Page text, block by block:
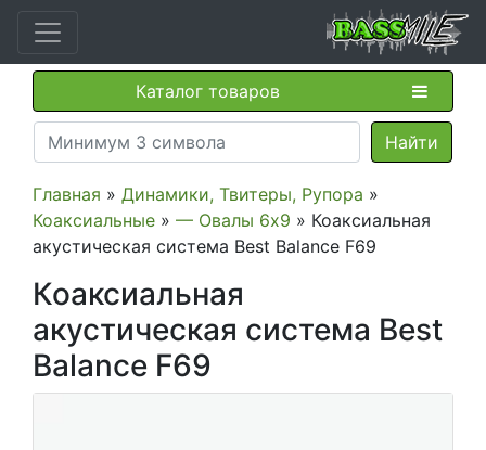
Каталог товаров
Главная » Динамики, Твитеры, Рупора »
Коаксиальные » — Овалы 6х9 » Коаксиальная
акустическая система Best Balance F69
Коаксиальная
акустическая система Best
Balance F69